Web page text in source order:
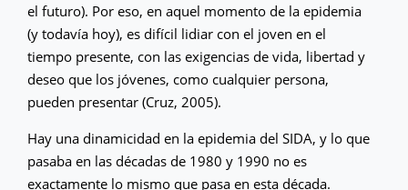
el futuro). Por eso, en aquel momento de la epidemia
(y todavía hoy), es difícil lidiar con el joven en el
tiempo presente, con las exigencias de vida, libertad y
deseo que los jóvenes, como cualquier persona,
pueden presentar (Cruz, 2005).
Hay una dinamicidad en la epidemia del SIDA, y lo que
pasaba en las décadas de 1980 y 1990 no es
exactamente lo mismo que pasa en esta década.